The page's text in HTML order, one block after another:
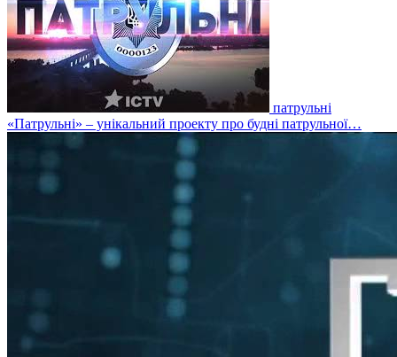
патрульні
«Патрульні» – унікальний проекту про будні патрульної…